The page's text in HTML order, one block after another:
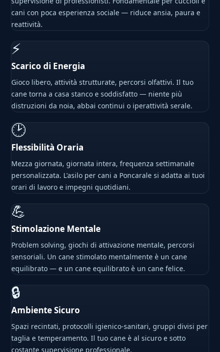
cani con poca esperienza sociale — riduce ansia, paura e
reattività.
⚡
Scarico di Energia
Gioco libero, attività strutturate, percorsi olfattivi. Il tuo
cane torna a casa stanco e soddisfatto — niente più
distruzioni da noia, abbai continui o iperattività serale.
🕑
Flessibilità Oraria
Mezza giornata, giornata intera, frequenza settimanale
personalizzata. L'asilo per cani a Poncarale si adatta ai tuoi
orari di lavoro e impegni quotidiani.
💪
Stimolazione Mentale
Problem solving, giochi di attivazione mentale, percorsi
sensoriali. Un cane stimolato mentalmente è un cane
equilibrato — e un cane equilibrato è un cane felice.
🔒
Ambiente Sicuro
Spazi recintati, protocolli igienico-sanitari, gruppi divisi per
taglia e temperamento. Il tuo cane è al sicuro e sotto
costante supervisione professionale.